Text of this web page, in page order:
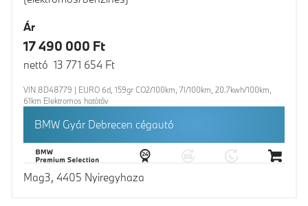
Ár
17 490 000 Ft
nettó 13 771 654 Ft
VIN 8D48779 | EURO 6d, 159gr CO2/100km, 7l/100km, 20.7kwh/100km,
61km Elektromos hatótáv
BMW Gyár Debrecen cégautó
Mag3, 4405 Nyiregyhaza